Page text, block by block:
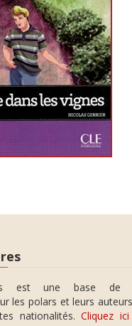
est une base de
les polars et leurs
nationalités.Cliquez ici